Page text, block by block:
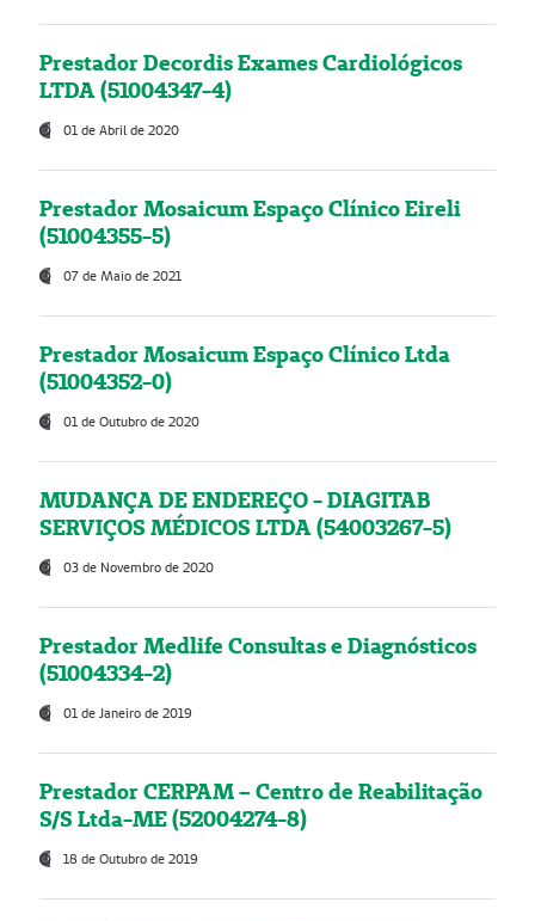
Prestador Decordis Exames Cardiológicos
LTDA (51004347-4)
01 de Abril de 2020
Prestador Mosaicum Espaço Clínico Eireli
(51004355-5)
07 de Maio de 2021
Prestador Mosaicum Espaço Clínico Ltda
(51004352-0)
01 de Outubro de 2020
MUDANÇA DE ENDEREÇO - DIAGITAB
SERVIÇOS MÉDICOS LTDA (54003267-5)
03 de Novembro de 2020
Prestador Medlife Consultas e Diagnósticos
(51004334-2)
01 de Janeiro de 2019
Prestador CERPAM – Centro de Reabilitação
S/S Ltda-ME (52004274-8)
18 de Outubro de 2019